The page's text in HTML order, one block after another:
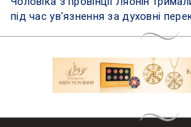
під час ув'язнення за духовні